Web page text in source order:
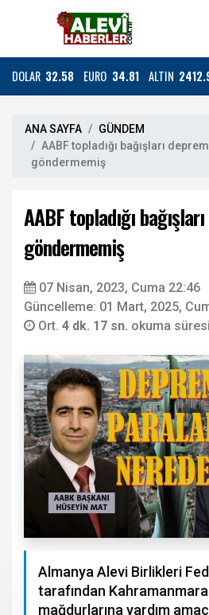
DOLAR 32.58 EURO 34.81 ALTIN
ANA SAYFA
GÜNDEM
AABF topladığı bağışları
göndermemiş
AABF topladığı
göndermemiş
07 Nisan, 2023, Cuma 22:46
Güncelleme: 01 Mart, 2025,
Ort. 4 dk. 17 sn. okuma süresi
Almanya Alevi Birlikleri
tarafından
mağdurlarına yardım